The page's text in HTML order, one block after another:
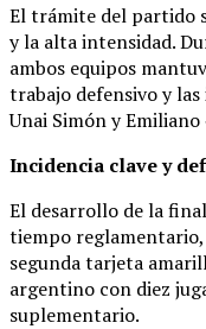
El trámite del partido
y la alta intensidad.
ambos equipos
trabajo defensivo y
Unai Simón y
Incidencia clave y
El desarrollo de la
tiempo reglamentario,
segunda tarjeta
argentino con diez
suplementario.